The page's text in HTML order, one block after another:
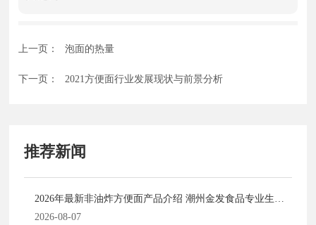
上一页： 泡面的热量
下一页： 2021方便面行业发展现状与前景分析
推荐新闻
2026年最新非油炸方便面产品介绍 潮州金发食品专业生产
厂家深度解析
2026-08-07